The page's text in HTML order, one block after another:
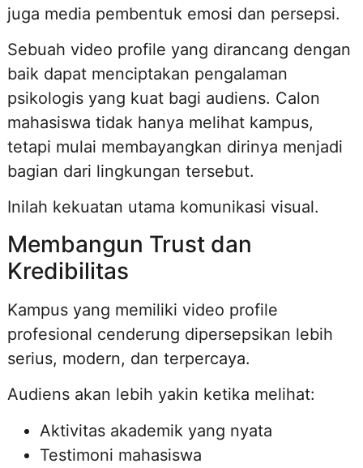
juga media pembentuk emosi dan persepsi.
Sebuah video profile yang dirancang dengan
baik dapat menciptakan pengalaman
psikologis yang kuat bagi audiens. Calon
mahasiswa tidak hanya melihat kampus,
tetapi mulai membayangkan dirinya menjadi
bagian dari lingkungan tersebut.
Inilah kekuatan utama komunikasi visual.
Membangun Trust dan
Kredibilitas
Kampus yang memiliki video profile
profesional cenderung dipersepsikan lebih
serius, modern, dan terpercaya.
Audiens akan lebih yakin ketika melihat:
Aktivitas akademik yang nyata
Testimoni mahasiswa